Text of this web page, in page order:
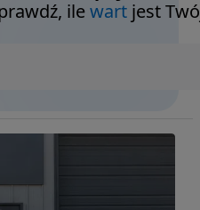
ilewart jest